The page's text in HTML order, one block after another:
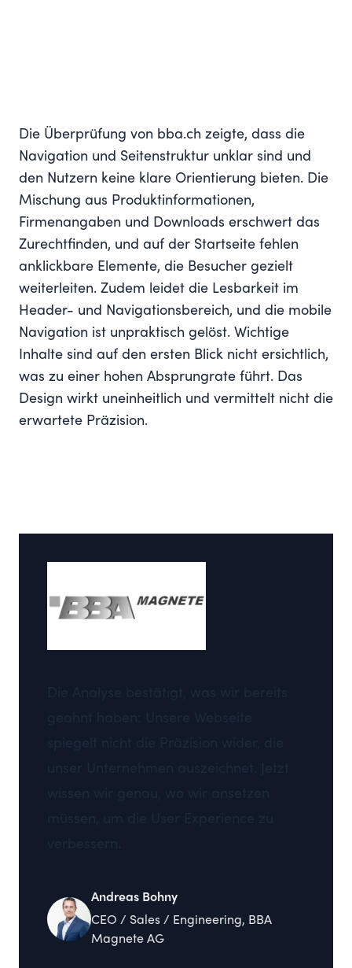
Die Überprüfung von bba.ch zeigte, dass die
Navigation und Seitenstruktur unklar sind und
den Nutzern keine klare Orientierung bieten. Die
Mischung aus Produktinformationen,
Firmenangaben und Downloads erschwert das
Zurechtfinden, und auf der Startseite fehlen
anklickbare Elemente, die Besucher gezielt
weiterleiten. Zudem leidet die Lesbarkeit im
Header- und Navigationsbereich, und die mobile
Navigation ist unpraktisch gelöst. Wichtige
Inhalte sind auf den ersten Blick nicht ersichtlich,
was zu einer hohen Absprungrate führt. Das
Design wirkt uneinheitlich und vermittelt nicht die
erwartete Präzision.
Andreas Bohny
CEO / Sales / Engineering, BBA
Magnete AG